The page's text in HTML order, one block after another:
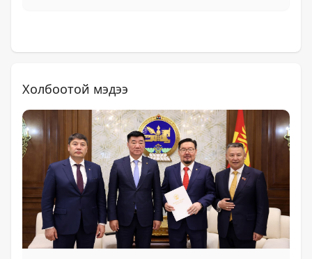
Холбоотой мэдээ